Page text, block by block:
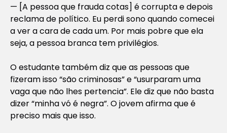
— [A pessoa que frauda cotas] é corrupta e depois
reclama de político. Eu perdi sono quando comecei
a ver a cara de cada um. Por mais pobre que ela
seja, a pessoa branca tem privilégios.
O estudante também diz que as pessoas que
fizeram isso “são criminosas” e “usurparam uma
vaga que não lhes pertencia”. Ele diz que não basta
dizer “minha vó é negra”. O jovem afirma que é
preciso mais que isso.